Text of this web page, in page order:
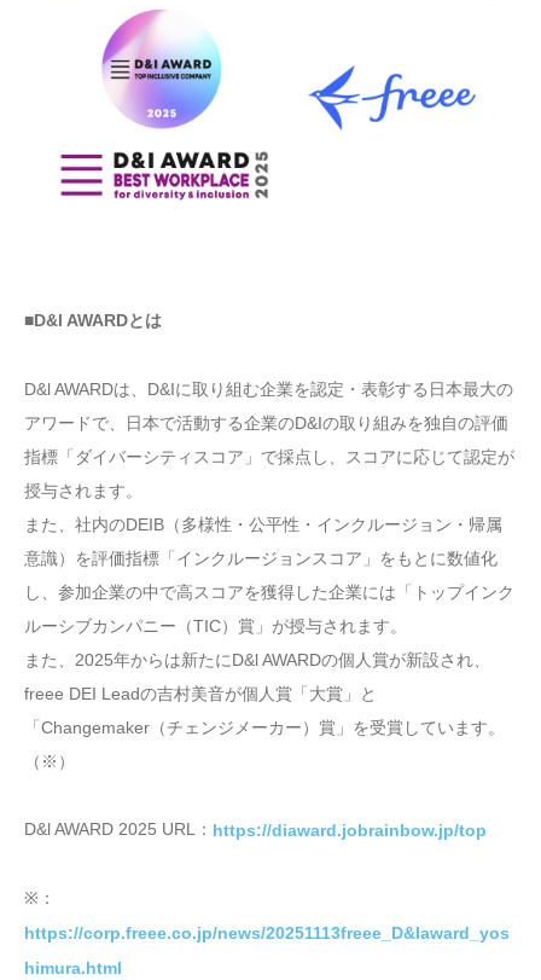
■D&l AWARDとは
D&l AWARDは、D&Iに取り組む企業を認定・表彰する日本最大の
アワードで、日本で活動する企業のD&Iの取り組みを独自の評価
指標「ダイバーシティスコア」で採点し、スコアに応じて認定が
授与されます。
また、社内のDEIB（多様性・公平性・インクルージョン・帰属
意識）を評価指標「インクルージョンスコア」をもとに数値化
し、参加企業の中で高スコアを獲得した企業には「トップインク
ルーシブカンパニー（TIC）賞」が授与されます。
また、2025年からは新たにD&l AWARDの個人賞が新設され、
freee DEI Leadの吉村美音が個人賞「大賞」と
「Changemaker（チェンジメーカー）賞」を受賞しています。
（※）
D&l AWARD 2025 URL： https://diaward.jobrainbow.jp/top
※：
https://corp.freee.co.jp/news/20251113freee_D&Iaward_yos
himura.html